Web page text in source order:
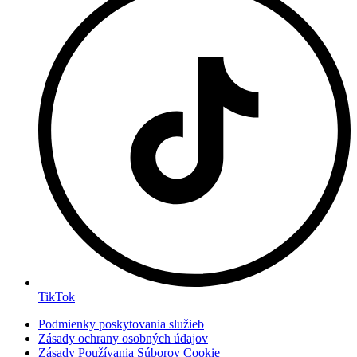
TikTok
Podmienky poskytovania služieb
Zásady ochrany osobných údajov
Zásady Používania Súborov Cookie